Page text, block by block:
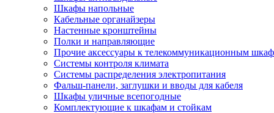
Шкафы напольные
Кабельные органайзеры
Настенные кронштейны
Полки и направляющие
Прочие аксессуары к телекоммуникационным
Системы контроля климата
Системы распределения электропитания
Фальш-панели, заглушки и вводы для кабеля
Шкафы уличные всепогодные
Комплектующие к шкафам и стойкам